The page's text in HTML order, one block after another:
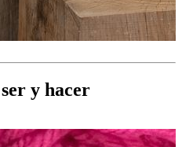
y hacer